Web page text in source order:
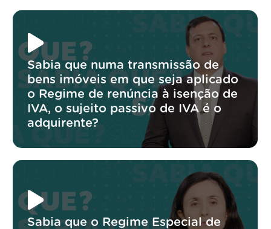
Sabia que numa transmissão de
bens imóveis em que seja aplicado
o Regime de renúncia à isenção de
IVA, o sujeito passivo de IVA é o
adquirente?
Sabia que o Regime Especial de